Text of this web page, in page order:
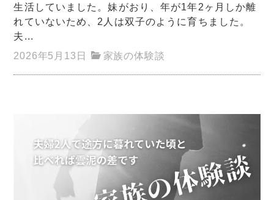
生活していました。妹がおり、年が1年2ヶ月しか離
れていないため、2人は双子のように育ちました。
夫...
2026年5月13日
家族の体験談